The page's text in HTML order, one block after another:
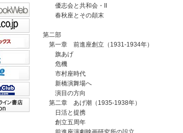
優志会と共和会・II
春秋座とその顛末
第二部
第一章 前進座創立（1931-1934年）
旗あげ
危機
市村座時代
新橋演舞場へ
演目の方向
第二章 あげ潮（1935-1938年）
日活と提携
創立五周年